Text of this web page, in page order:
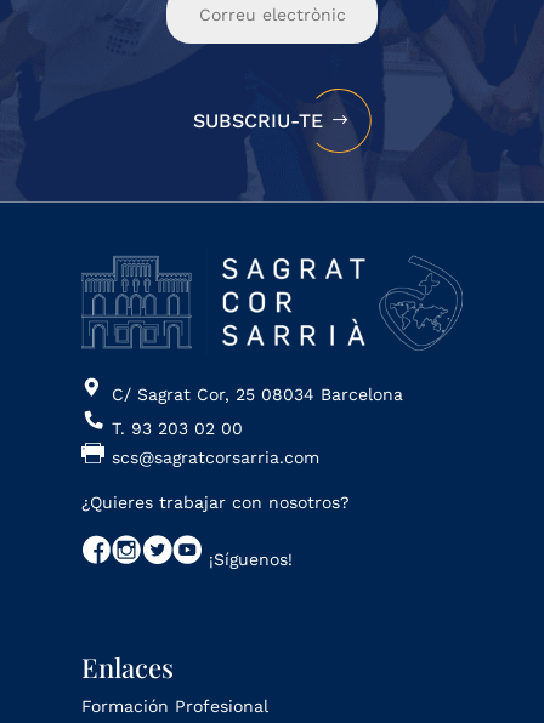
SUBSCRIU-TE
C/ Sagrat Cor, 25 08034 Barcelona
T. 93 203 02 00
scs@sagratcorsarria.com
¿Quieres trabajar con nosotros?
¡Síguenos!
Enlaces
Formación Profesional